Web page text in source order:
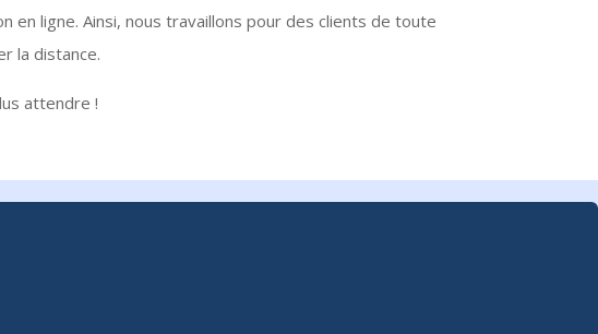
ligne. Ainsi, nous travaillons pour des clients de toute
la distance.
attendre !